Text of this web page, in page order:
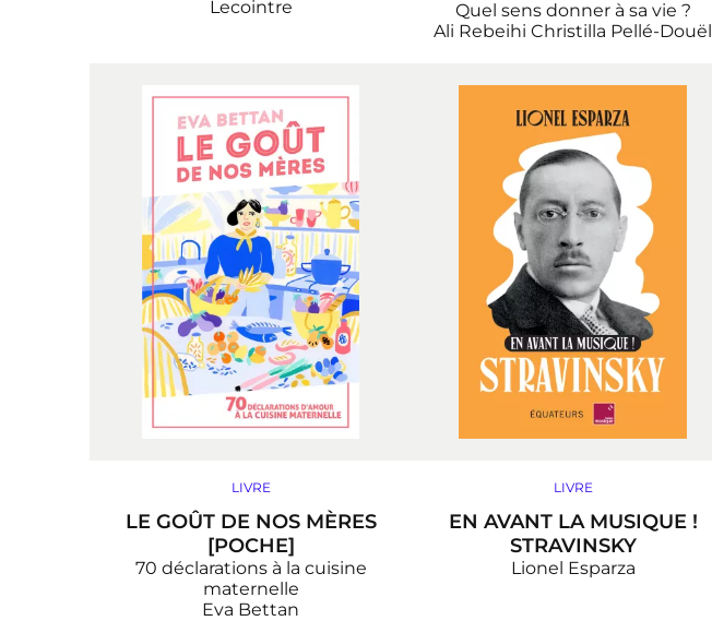
Lecointre
Quel sens donner à sa vie ?
Ali Rebeihi Christilla Pellé-Douël
LIVRE
LE GOÛT DE NOS MÈRES
[POCHE]
70 déclarations à la cuisine
maternelle
Eva Bettan
LIVRE
EN AVANT LA MUSIQUE !
STRAVINSKY
Lionel Esparza